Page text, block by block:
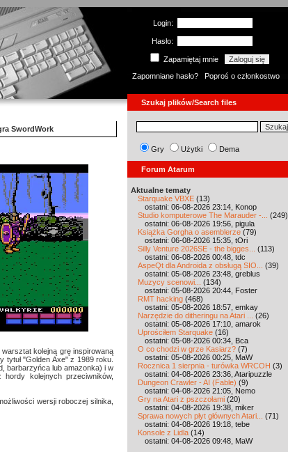
Login:
Hasło:
Zapamiętaj mnie
Zapomniane hasło?
Poproś o członkostwo
Szukaj plików/Search files
SwordWork
warsztat kolejną grę inspirowaną
"Golden Axe" z 1989 roku.
barbarzyńca lub amazonka) i w
kolejnych przeciwników,
wersji roboczej silnika,
Gry Użytki Dema
Forum Atarum
Aktualne tematy
Starquake VBXE (13)
ostatni: 06-08-2026 23:14, Konop
Studio komputerowe The Marauder -...
(249)
ostatni: 06-08-2026 19:56, pigula
Książka Gorgha o asemblerze (79)
ostatni: 06-08-2026 15:35, tOri
Silly Venture 2026SE - the bigges...
(113)
ostatni: 06-08-2026 00:48, tdc
AspeQt dla Androida z obsługą SIO...
(39)
ostatni: 05-08-2026 23:48, greblus
Muzycy scenowi...
(134)
ostatni: 05-08-2026 20:44, Foster
RMT hacking (468)
ostatni: 05-08-2026 18:57, emkay
Narzędzie do ditheringu na Atari ...
(26)
ostatni: 05-08-2026 17:10, amarok
Uprościłem Starquake (16)
ostatni: 05-08-2026 00:34, Bca
O co chodzi w grze Kasiarz? (7)
ostatni: 05-08-2026 00:25, MaW
Rocznica 1 sierpnia - turówka WRCOH (3)
ostatni: 04-08-2026 23:36, Ataripuzzle
Dungeon Crawler - AI (Fable) (9)
ostatni: 04-08-2026 21:05, Nemo
Gry na Atari z pszczołami (20)
ostatni: 04-08-2026 19:38, miker
Sprawa nowych płyt głównych Atari...
(71)
ostatni: 04-08-2026 19:18, tebe
Konsole z Lidla (14)
ostatni: 04-08-2026 09:48, MaW